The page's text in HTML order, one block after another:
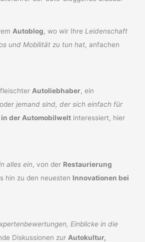
Autoblog, wo wir Ihre Leidenschaft
und Mobilität zu tun hat, anfachen
Autoliebhaber, ein
oderjemand sind, der sich einfach für
der Automobilwelt interessiert, hier
alles ein, von der Restaurierung
hin zu den neuesten Innovationen bei
Einblicke in die
Diskussionen zur Autokultur,